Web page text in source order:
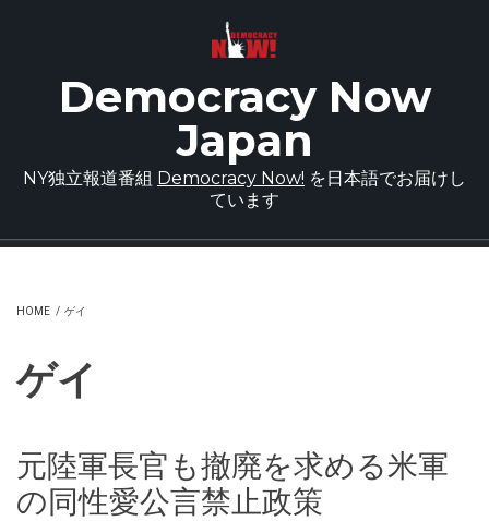
Democracy Now
Japan
NY独立報道番組 Democracy Now! を日本語でお届けし
ています
HOME / ゲイ
ゲイ
元陸軍長官も撤廃を求める米軍
の同性愛公言禁止政策